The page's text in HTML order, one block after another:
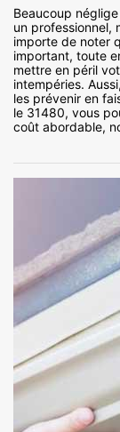
Beaucoup
un professionnel,
importe de noter
important, toute
mettre en péril
intempéries.
les prévenir en
le 31480, vous
coût abordable,